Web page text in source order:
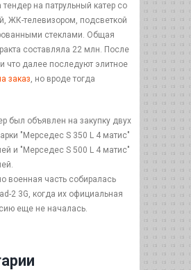
тендер на патрульный катер со
ЖК-телевизором, подсветкой
стеклами. Общая
составляла 22 млн. После
что далее последуют элитное
заказ, но вроде тогда
был объявлен на закупку двух
"Мерседес S 350 L 4 матис"
и "Мерседес S 500 L 4 матис"
военная часть собиралась
2 3G, когда их официальная
еще не началась.